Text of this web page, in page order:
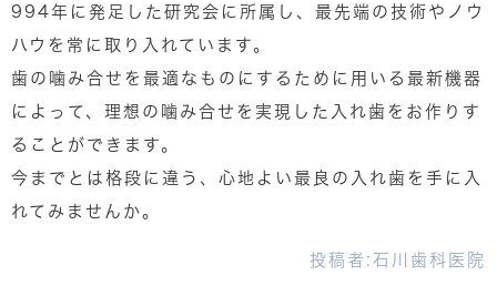
994年に発足した研究会に所属し、最先端の技術やノウ
ハウを常に取り入れています。
歯の噛み合せを最適なものにするために用いる最新機器
によって、理想の噛み合せを実現した入れ歯をお作りす
ることができます。
今までとは格段に違う、心地よい最良の入れ歯を手に入
れてみませんか。
投稿者: 石川歯科医院